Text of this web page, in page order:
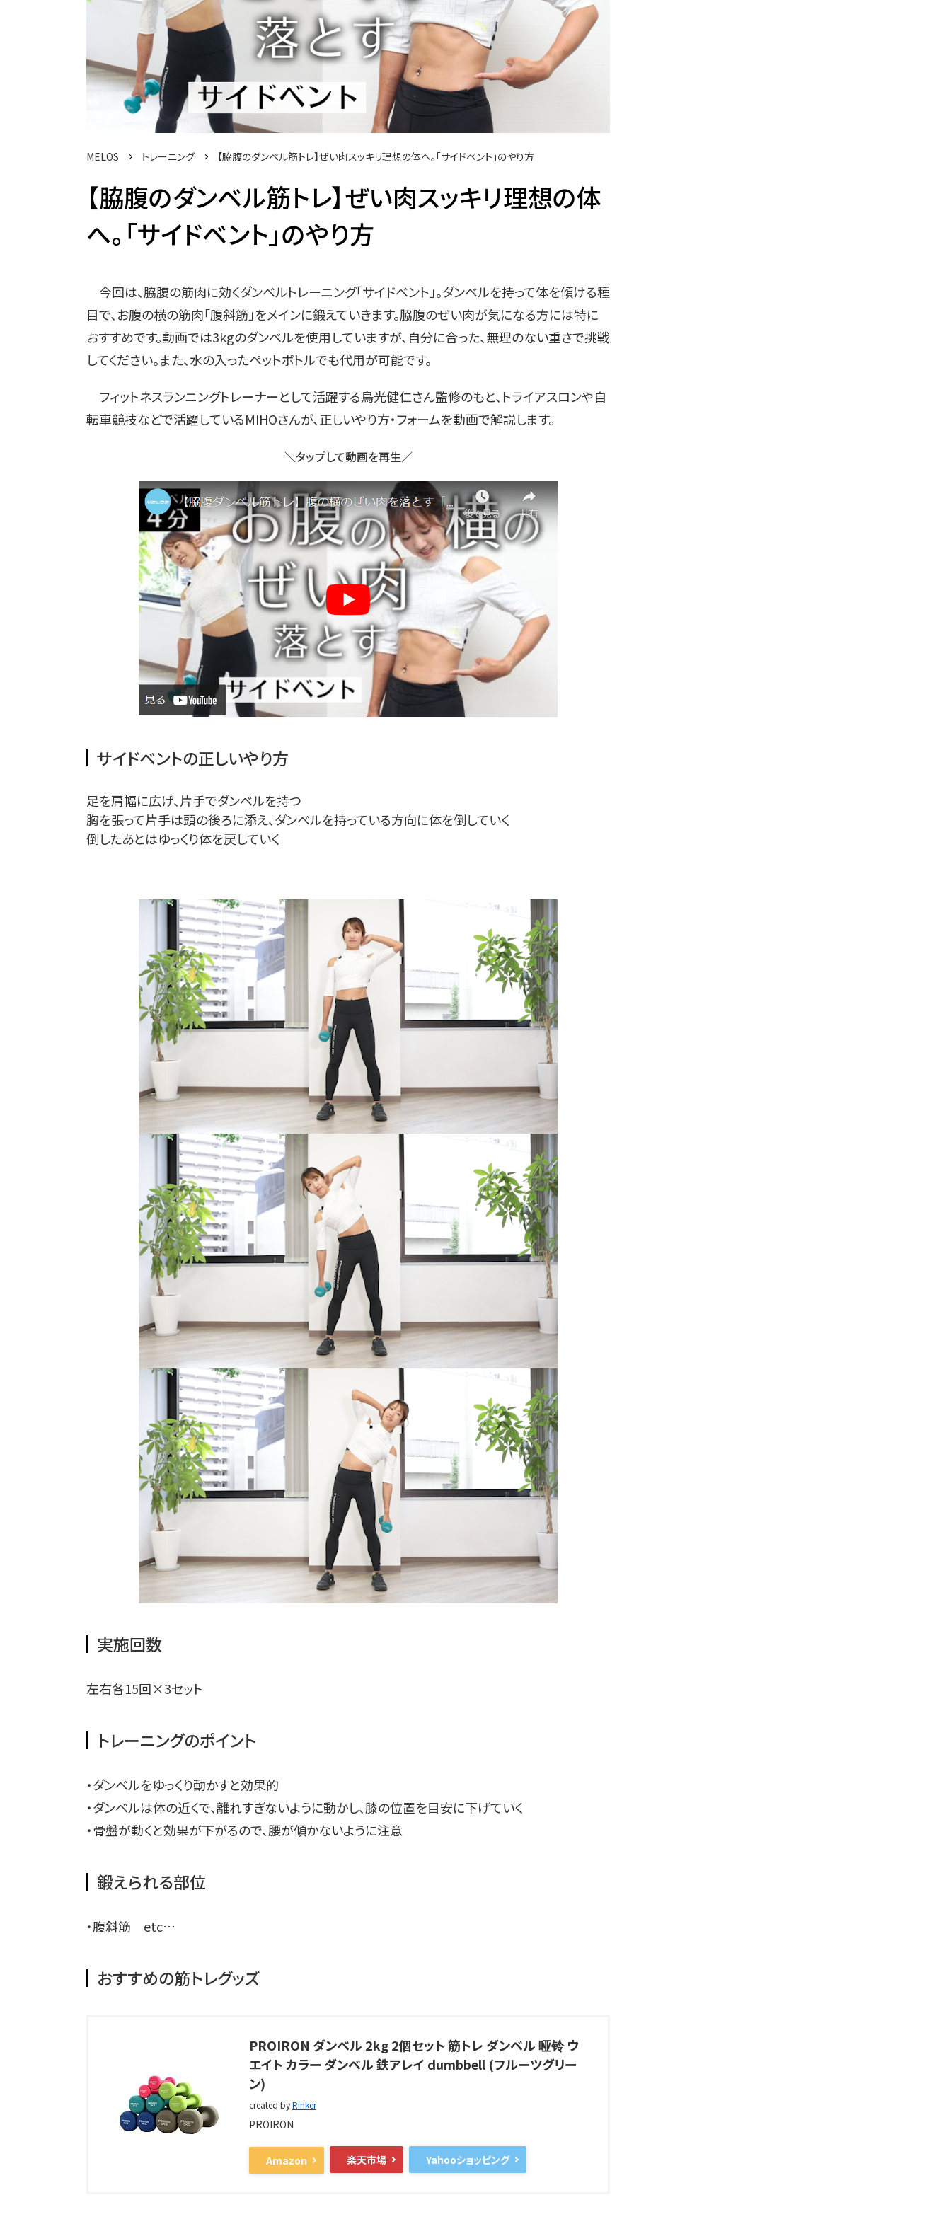
MELOS トレーニング 【脇腹のダンベル筋トレ】ぜい肉スッキリ理想の体へ。「サイドベント」のやり方
【脇腹のダンベル筋トレ】ぜい肉スッキリ理想の体
へ。「サイドベント」のやり方
今回は、脇腹の筋肉に効くダンベルトレーニング「サイドベント」。ダンベルを持って体を傾ける種
目で、お腹の横の筋肉「腹斜筋」をメインに鍛えていきます。脇腹のぜい肉が気になる方には特に
おすすめです。動画では3kgのダンベルを使用していますが、自分に合った、無理のない重さで挑戦
してください。また、水の入ったペットボトルでも代用が可能です。
フィットネスランニングトレーナーとして活躍する鳥光健仁さん監修のもと、トライアスロンや自
転車競技などで活躍しているMIHOさんが、正しいやり方・フォームを動画で解説します。
＼タップして動画を再生／
サイドベントの正しいやり方
足を肩幅に広げ、片手でダンベルを持つ
胸を張って片手は頭の後ろに添え、ダンベルを持っている方向に体を倒していく
倒したあとはゆっくり体を戻していく
実施回数
左右各15回×3セット
トレーニングのポイント
・ダンベルをゆっくり動かすと効果的
・ダンベルは体の近くで、離れすぎないように動かし、膝の位置を目安に下げていく
・骨盤が動くと効果が下がるので、腰が傾かないように注意
鍛えられる部位
・腹斜筋 etc…
おすすめの筋トレグッズ
PROIRON ダンベル 2kg 2個セット 筋トレ ダンベル 哑铃 ウ
エイト カラー ダンベル 鉄アレイ dumbbell (フルーツグリー
ン)
created byRinker
PROIRON
Amazon 楽天市場 Yahooショッピング